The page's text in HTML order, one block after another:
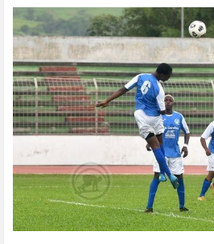
t
a
g
e
r
s
u
r
F
a
c
e
b
o
(
o
u
v
r
e
d
a
t
a
g
e
s
u
r
T
w
i
t
t
e
r
(
o
u
v
r
e
d
a
n
t
a
g
e
r
u
r
W
h
a
t
s
A
p
p
(
o
u
v
r
e
d
a